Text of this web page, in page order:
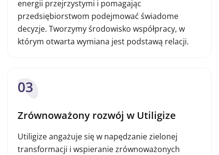
energii przejrzystymi i pomagając
przedsiębiorstwom podejmować świadome
decyzje. Tworzymy środowisko współpracy, w
którym otwarta wymiana jest podstawą relacji.
03
Zrównoważony rozwój w Utiligize
Utiligize angażuje się w napędzanie zielonej
transformacji i wspieranie zrównoważonych